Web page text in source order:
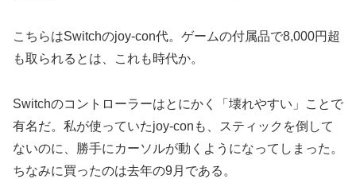
こちらはSwitchのjoy-con代。ゲームの付属品で8,000円超
も取られるとは、これも時代か。
Switchのコントローラーはとにかく「壊れやすい」ことで
有名だ。私が使っていたjoy-conも、スティックを倒して
ないのに、勝手にカーソルが動くようになってしまった。
ちなみに買ったのは去年の9月である。